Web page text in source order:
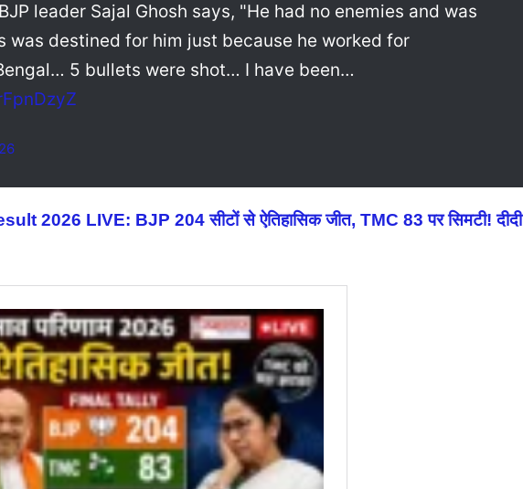
leader Sajal Ghosh says, "He had no enemies and was
was destined for him just because he worked for
5 bullets were shot… I have been…
2026 LIVE: BJP 204 सीटों से ऐतिहासिक जीत, TMC 83 पर सिमटी! दीदी